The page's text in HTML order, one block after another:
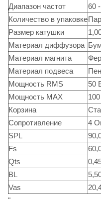
Диапазон частот
60
Количество в упаковке
Размер катушки
Материал диффузора
Материал магнита
Материал подвеса
Мощность RMS
50
Мощность MAX
Корзина
Сопротивление
4
SPL
Fs
Qts
BL
Vas
"